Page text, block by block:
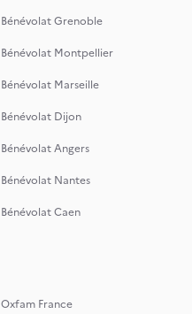
Bénévolat Grenoble
Bénévolat Montpellier
Bénévolat Marseille
Bénévolat Dijon
Bénévolat Angers
Bénévolat Nantes
Bénévolat Caen
Oxfam France